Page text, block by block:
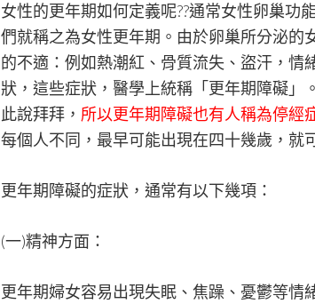
女性的更年期如何定義呢??通常女性卵巢功
們就稱之為女性更年期。由於卵巢所分泌的
的不適：例如熱潮紅、骨質流失、盜汗，情
狀，這些症狀，醫學上統稱「更年期障礙」
此說拜拜， 所以更年期障礙也有人稱為停經
每個人不同，最早可能出現在四十幾歲，就
更年期障礙的症狀，通常有以下幾項：
(一)精神方面：
更年期婦女容易出現失眠、焦躁、憂鬱等情